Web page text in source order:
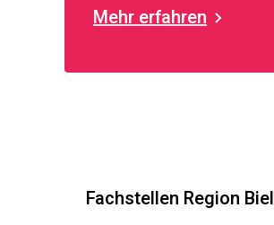
Mehr erfahren
Fachstellen Region Biel